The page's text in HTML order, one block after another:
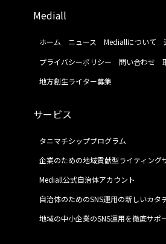
Mediall
ホーム ニュース Mediallについて
プライバシーポリシー
問い合わせ
地方創生ライター募集
サービス
タニマチシッププログラム
企業のための地域貢献型ライティング
Mediall公式自治体アカウント
自治体のためのSNS運用の新しいカタ
地域の中小企業のSNS運用を徹底サポ